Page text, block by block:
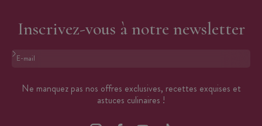
Inscrivez-vous à notre newsletter
Format : adresse@email.com
Ne manquez pas nos offres exclusives, recettes exquises et
astuces culinaires !